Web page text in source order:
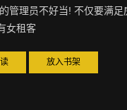
管理员不好当! 不仅要满
女租客
放入书架